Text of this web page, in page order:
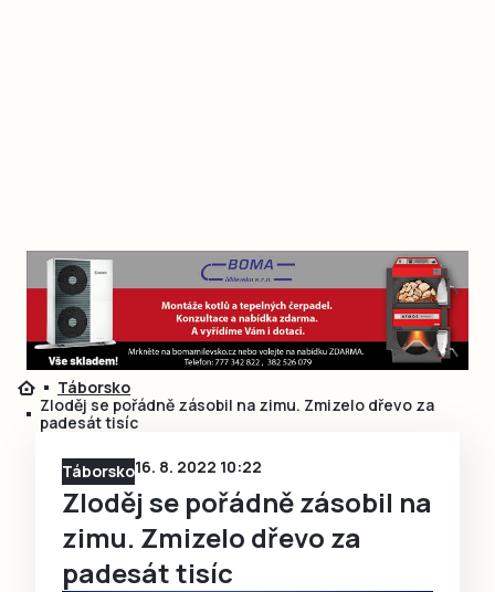
Táborsko
Zloděj se pořádně zásobil na zimu. Zmizelo dřevo za
padesát tisíc
Táborsko16. 8. 2022 10:22
Zloděj se pořádně zásobil na
zimu. Zmizelo dřevo za
padesát tisíc